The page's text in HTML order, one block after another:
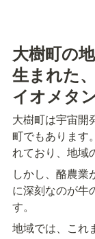
大樹町の
生まれた
イオメタ
大樹町は宇宙開
町でもあります
れており、地域
しかし、酪農業
に深刻なのが牛
す。
地域では、これ